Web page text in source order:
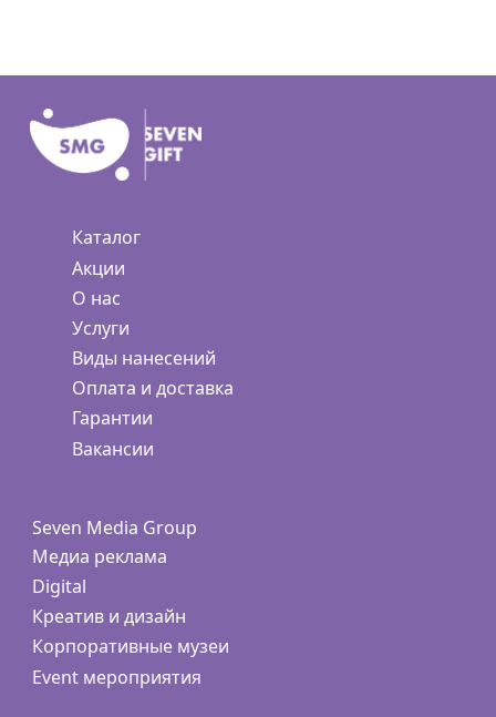
Каталог
Акции
О нас
Услуги
Виды нанесений
Оплата и доставка
Гарантии
Вакансии
Seven Media Group
Медиа реклама
Digital
Креатив и дизайн
Корпоративные музеи
Event мероприятия